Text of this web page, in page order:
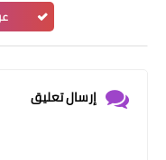
إرسال تعليق